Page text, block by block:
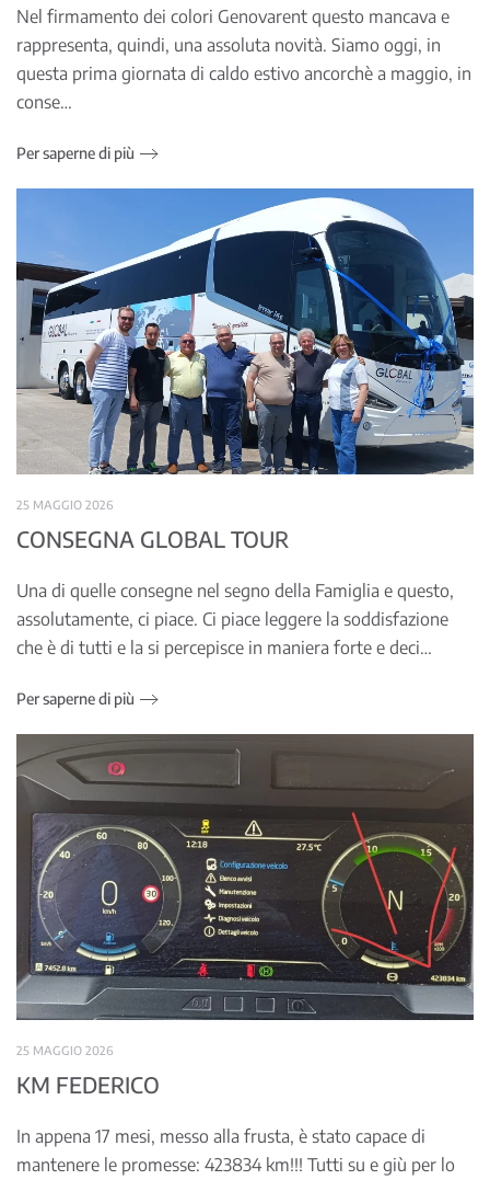
Nel firmamento dei colori Genovarent questo mancava e
rappresenta, quindi, una assoluta novità. Siamo oggi, in
questa prima giornata di caldo estivo ancorchè a maggio, in
conse…
Per saperne di più
25 MAGGIO 2026
CONSEGNA GLOBAL TOUR
Una di quelle consegne nel segno della Famiglia e questo,
assolutamente, ci piace. Ci piace leggere la soddisfazione
che è di tutti e la si percepisce in maniera forte e deci…
Per saperne di più
25 MAGGIO 2026
KM FEDERICO
In appena 17 mesi, messo alla frusta, è stato capace di
mantenere le promesse: 423834 km!!! Tutti su e giù per lo